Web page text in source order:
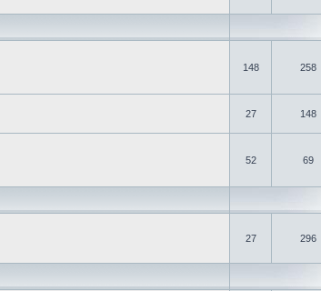
148 258
27 148
52 69
27 296